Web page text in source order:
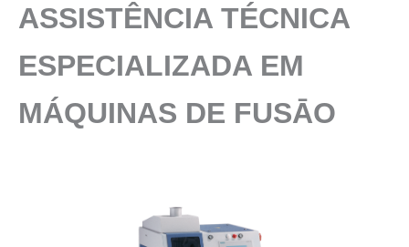
ASSISTÊNCIA TÉCNICA
ESPECIALIZADA EM
MÁQUINAS DE FUSĀO